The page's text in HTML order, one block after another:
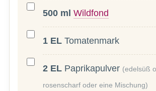
500 ml Wildfond
1 EL Tomatenmark
2 EL Paprikapulver (edelsüß
rosenscharf oder eine Mischung)